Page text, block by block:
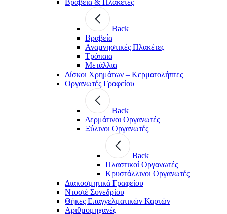
Back
Βραβεία
Αναμνηστικές Πλακέτες
Τρόπαια
Μετάλλια
Δίσκοι Χρημάτων – Κερματολήπτες
Οργανωτές Γραφείου
Back
Δερμάτινοι Οργανωτές
Ξύλινοι Οργανωτές
Back
Πλαστικοί Οργανωτές
Κρυστάλλινοι Οργανωτές
Διακοσμητικά Γραφείου
Ντοσιέ Συνεδρίου
Θήκες Επαγγελματικών Καρτών
Αριθμομηχανές